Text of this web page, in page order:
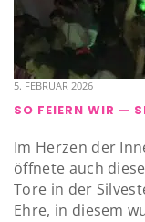
5. FEBRUAR 2026
SO FEIERN WIR —
Im Herzen der
öffnete auch
Tore in der
Ehre, in diesem